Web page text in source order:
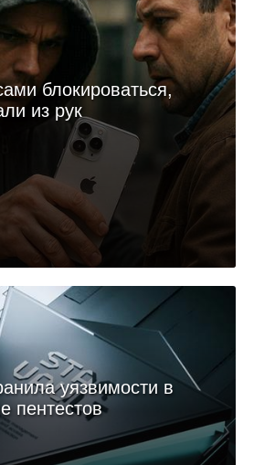
блокироваться,
из рук
уязвимости в
пентестов